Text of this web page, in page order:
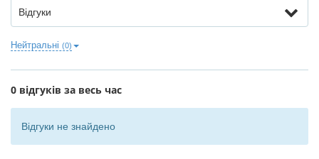
Відгуки
Нейтральні (0)
0 відгуків за весь час
Відгуки не знайдено